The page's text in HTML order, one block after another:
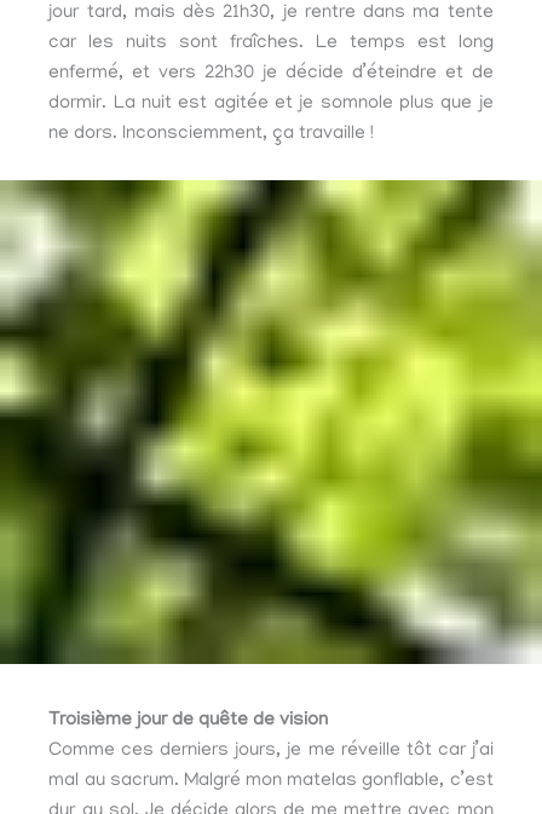
jour tard, mais dès 21h30, je rentre dans ma tente
car les nuits sont fraîches. Le temps est long
enfermé, et vers 22h30 je décide d’éteindre et de
dormir. La nuit est agitée et je somnole plus que je
ne dors. Inconsciemment, ça travaille !
Troisième jour de quête de vision
Comme ces derniers jours, je me réveille tôt car j’ai
mal au sacrum. Malgré mon matelas gonflable, c’est